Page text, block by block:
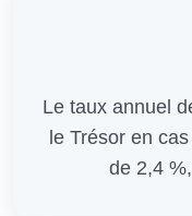
Le taux annuel
le Trésor en
de 2,4